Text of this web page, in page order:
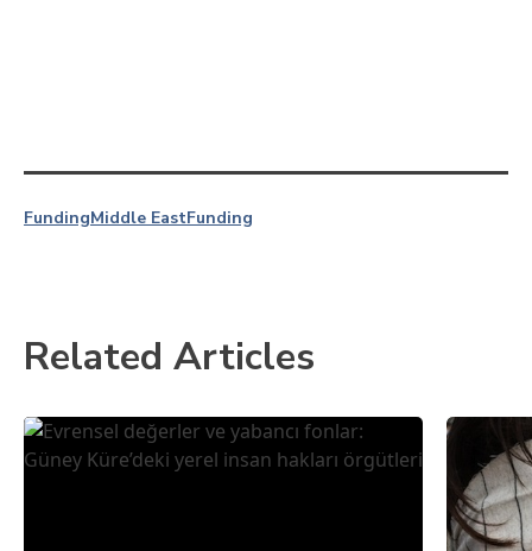
FundingMiddle EastFunding
Related Articles